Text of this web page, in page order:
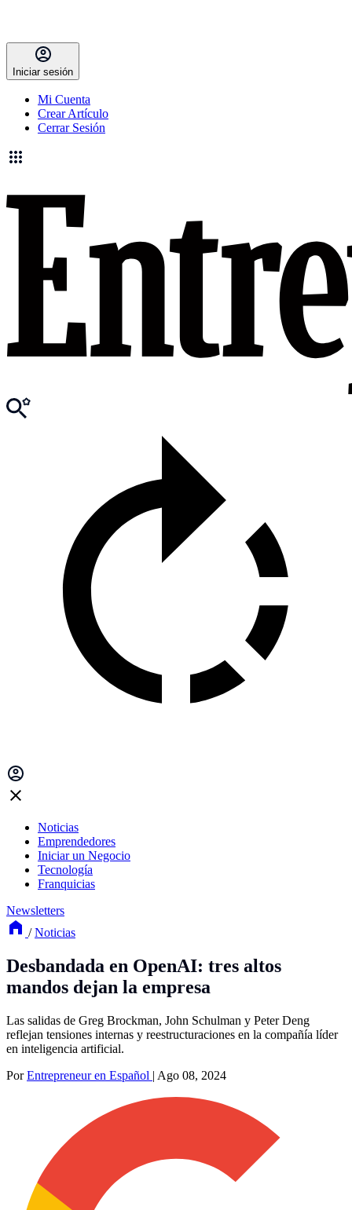
Iniciar sesión
Mi Cuenta
Crear Artículo
Cerrar Sesión
Noticias
Emprendedores
Iniciar un Negocio
Tecnología
Franquicias
Newsletters
/ Noticias
Desbandada en OpenAI: tres altos
mandos dejan la empresa
Las salidas de Greg Brockman, John Schulman y Peter Deng
reflejan tensiones internas y reestructuraciones en la compañía líder
en inteligencia artificial.
PorEntrepreneur en Español | Ago 08, 2024